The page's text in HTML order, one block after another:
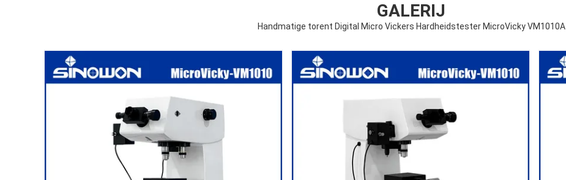
GALERIJ
Handmatige torent Digital Micro Vickers Hardheidstester MicroVicky VM1010A